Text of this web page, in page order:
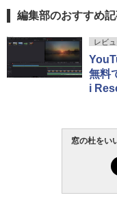
編集部のおすすめ
レビ
無料
i
窓の杜をい